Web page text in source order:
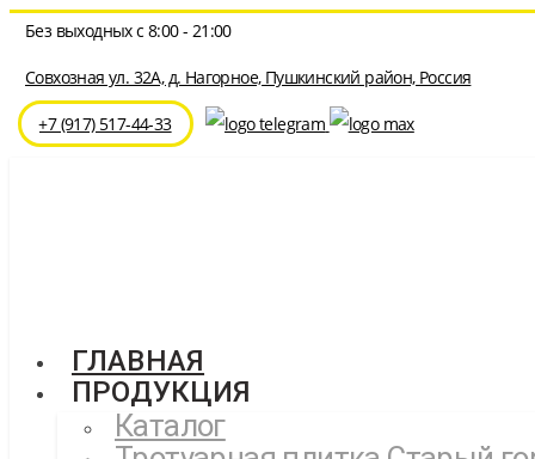
Перейти
содержимому
Без выходных с 8:00 - 21:00
Совхозная ул. 32A, д. Нагорное, Пушкинский район, Россия
⁦+7 (917) 517-44-33
ГЛАВНАЯ
ПРОДУКЦИЯ
Каталог